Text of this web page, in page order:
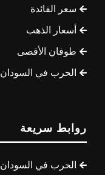
سعر الفائدة
أسعار الذهب
طوفان الأقصى
الحرب في السودان
روابط سريعة
الحرب في السودان